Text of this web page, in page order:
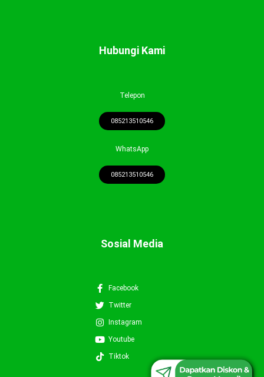
Hubungi Kami
Telepon
085213510546
WhatsApp
085213510546
Sosial Media
Facebook
Twitter
Instagram
Youtube
Tiktok